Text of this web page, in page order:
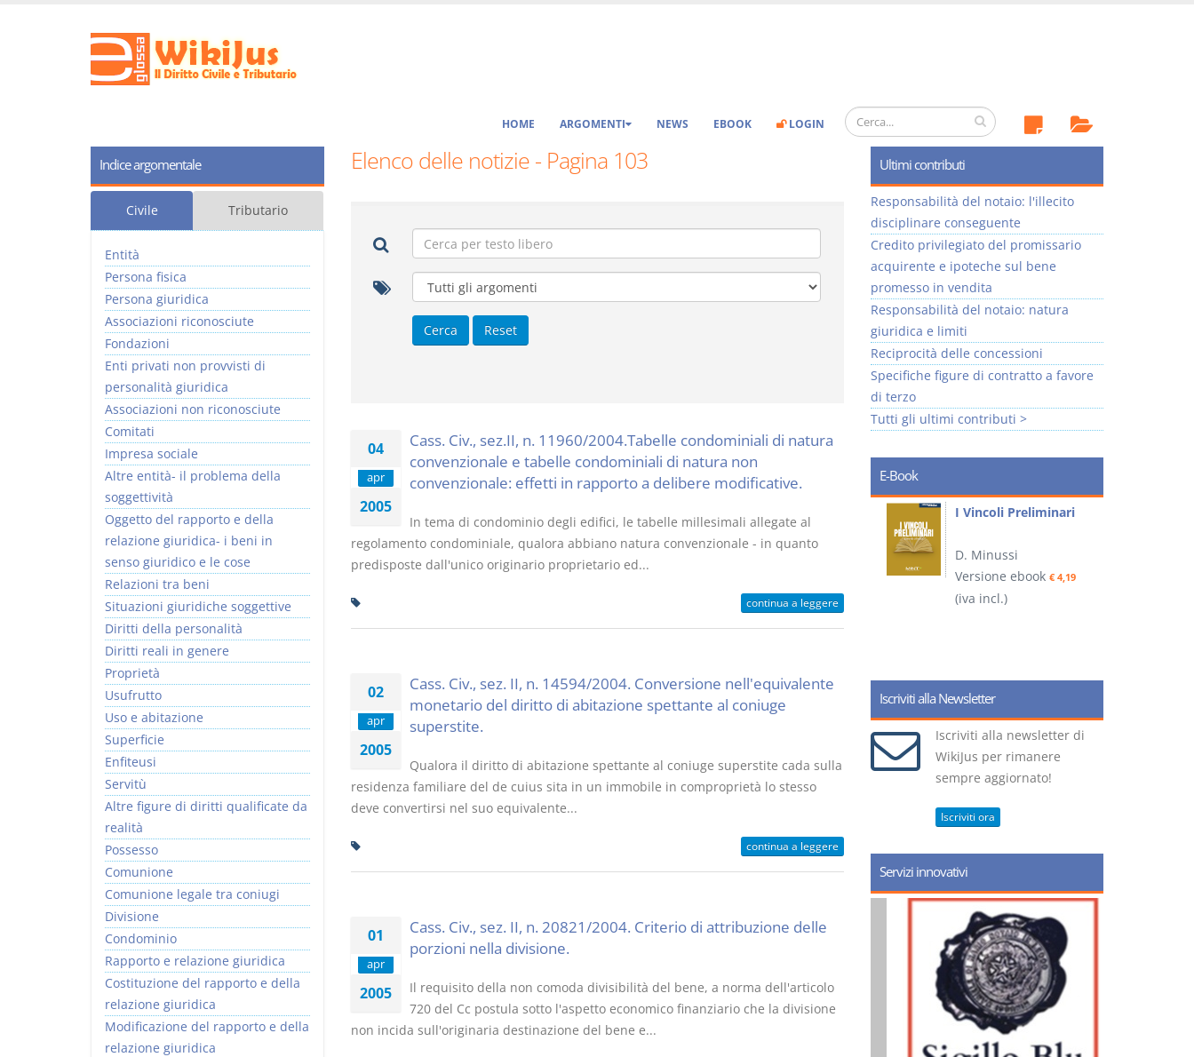
HOME ARGOMENTI NEWS EBOOK LOGIN
Elenco delle notizie - Pagina 103
04
apr
2005
Cass. Civ., sez.II, n. 11960/2004.Tabelle condominiali di natura
convenzionale e tabelle condominiali di natura non
convenzionale: effetti in rapporto a delibere modificative.
In tema di condominio degli edifici, le tabelle millesimali allegate al
regolamento condominiale, qualora abbiano natura convenzionale - in quanto
predisposte dall'unico originario proprietario ed...
continua a leggere
02
apr
2005
Cass. Civ., sez. II, n. 14594/2004. Conversione nell'equivalente
monetario del diritto di abitazione spettante al coniuge
superstite.
Qualora il diritto di abitazione spettante al coniuge superstite cada sulla
residenza familiare del de cuius sita in un immobile in comproprietà lo stesso
deve convertirsi nel suo equivalente...
continua a leggere
01
apr
2005
Cass. Civ., sez. II, n. 20821/2004. Criterio di attribuzione delle
porzioni nella divisione.
Il requisito della non comoda divisibilità del bene, a norma dell'articolo
720 del Cc postula sotto l'aspetto economico finanziario che la divisione
non incida sull'originaria destinazione del bene e...
Indice argomentale
Civile Tributario
Entità
Persona fisica
Persona giuridica
Associazioni riconosciute
Fondazioni
Enti privati non provvisti di
personalità giuridica
Associazioni non riconosciute
Comitati
Impresa sociale
Altre entità- il problema della
soggettività
Oggetto del rapporto e della
relazione giuridica- i beni in
senso giuridico e le cose
Relazioni tra beni
Situazioni giuridiche soggettive
Diritti della personalità
Diritti reali in genere
Proprietà
Usufrutto
Uso e abitazione
Superficie
Enfiteusi
Servitù
Altre figure di diritti qualificate da
realità
Possesso
Comunione
Comunione legale tra coniugi
Divisione
Condominio
Rapporto e relazione giuridica
Costituzione del rapporto e della
relazione giuridica
Modificazione del rapporto e della
relazione giuridica
Ultimi contributi
Responsabilità del notaio: l'illecito
disciplinare conseguente
Credito privilegiato del promissario
acquirente e ipoteche sul bene
promesso in vendita
Responsabilità del notaio: natura
giuridica e limiti
Reciprocità delle concessioni
Specifiche figure di contratto a favore
di terzo
Tutti gli ultimi contributi >
E-Book
relazione giuridica
Versione ebook€ 5,99
I Singoli Contratti
D. Minussi
(iva incl.)
220/2012
S. D'Andrea – D.
Versione ebook€ 5,99
I Vincoli Preliminari
D. Minussi
Versione ebook € 4,19
(iva incl.)
Iscriviti alla Newsletter
Iscriviti alla newsletter di
WikiJus per rimanere
sempre aggiornato!
Iscriviti ora
Servizi innovativi